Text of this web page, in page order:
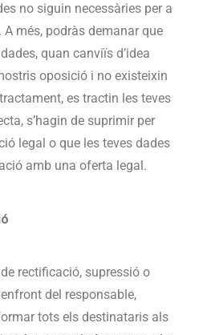
no siguin necessàries per a
més, podràs demanar que
quan canviïs d’idea
oposició i no existeixin
es tractin les teves
s’hagin de suprimir per
legal o que les teves dades
amb una oferta legal.
rectificació, supressió o
del responsable,
tots els destinataris als